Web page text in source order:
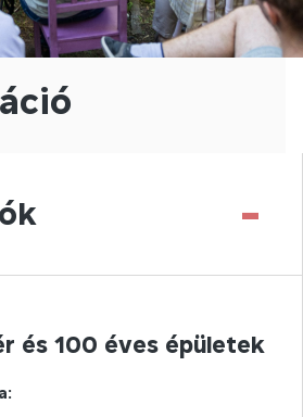
-
és 100 éves épületek